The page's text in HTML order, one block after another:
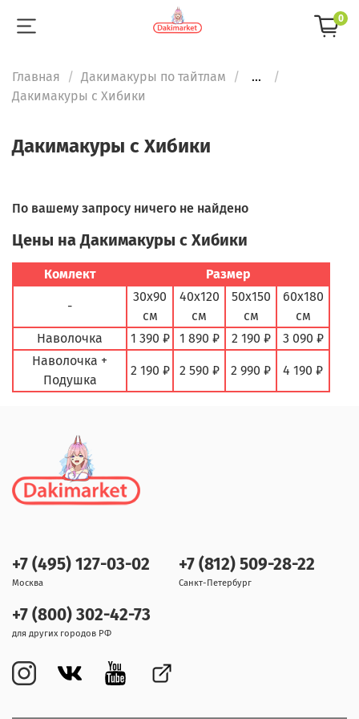
0
Главная Дакимакуры по тайтлам
...
Дакимакуры с Хибики
Дакимакуры с Хибики
По вашему запросу ничего не найдено
Цены на Дакимакуры с Хибики
Комлект Размер
-
30х90
см
40х120
см
50х150
см
60х180
см
Наволочка
1 390 ₽ 1 890 ₽ 2 190 ₽
3 090 ₽
Наволочка +
Подушка
2 190 ₽ 2 590 ₽ 2 990 ₽ 4 190 ₽
+7 (495) 127-03-02
Москва
+7 (812) 509-28-22
Санкт-Петербург
+7 (800) 302-42-73
для других городов РФ